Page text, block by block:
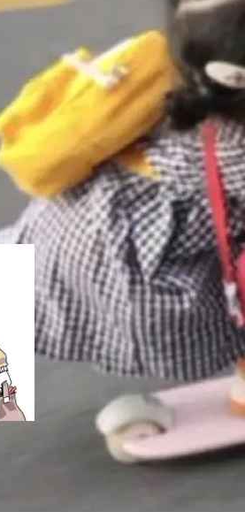
提升30%、非零拷贝
MPComm底层基
擎，后续腾讯网平将
的高性能通信组
MPComm中实现了一
信引擎（Engine），
应用”凭借卓越的技术
全链路私有化部署，
当前，越来越多企业已
，通过调用公有云模
研发效率。但随着 AI
步走向团队级、组织
过程中，对安全性、
高要求。 首先是数据
数普通研发场景，公
和效率提升的需求。
对数据安全要求较...
信部人工智能
式发布《2025年人工
集中展示人工智能在
术底座、行业赋能、
等五大方向。深信服
成功入选！ 随着各行
设，算力构成形态逐
在发生变化：不只是
清混合算力时代下，
被充分利用，以及持
。 深信服AI算力网关
Token治理和成本治
份算力都看得清、管
安全！ 一、从现在开
：一个时代的结
作者之一。
的作者之一。
首席科学家。 Jeff D
年后，宣布离职。 他
还有 Sanjay Ghema
，Jeff Dean 二十多
和 Bigtable 的共同
大脑核心成员，Se
明人）以及 Oriol Vin
AlphaSta...
发布：界面
记忆搜索增强
编码智能体，这一轮
住」三件事一次补
是杭州无
编码智能体——一位全
理解需求、规划步
不挑平台，curl 一行
· GitCode · GitHu
）、macOS / Linu
。 # macOS / Linu
https://solon.noea
放AI Coding
CodeArts）
作用与价值 在软件工
心知识资产的主要载
含数十万乃至数百万
型调用可承载的上下
续扩张与代码历史的
关系、接口契约、业
于数十乃至数百个文
识关联网络。传统的
配、目录遍历）仅能
难以触及代码的语义
时，算法工程
私活
了一起案件：北京一
了给自己接的私活腾
游戏部门的全部核心
东城区某科技公司AI
景。在公司内部架构
实践：KV ca
吐量提升 4
大模型系列之一，但